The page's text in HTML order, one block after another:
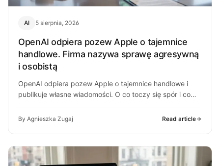
AI 5 sierpnia, 2026
OpenAI odpiera pozew Apple o tajemnice
handlowe. Firma nazywa sprawę agresywną
i osobistą
OpenAI odpiera pozew Apple o tajemnice handlowe i
publikuje własne wiadomości. O co toczy się spór i co
By Agnieszka Zugaj Read article